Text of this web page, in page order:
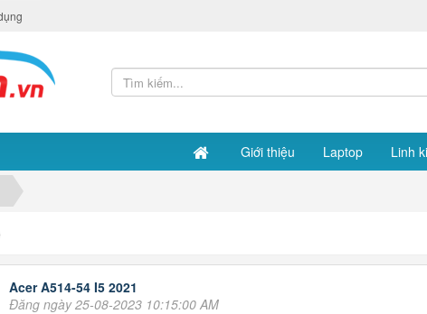
Giới thiệu Laptop Linh
Acer A514-54 I5 2021
Đăng ngày 25-08-2023 10:15:00 AM